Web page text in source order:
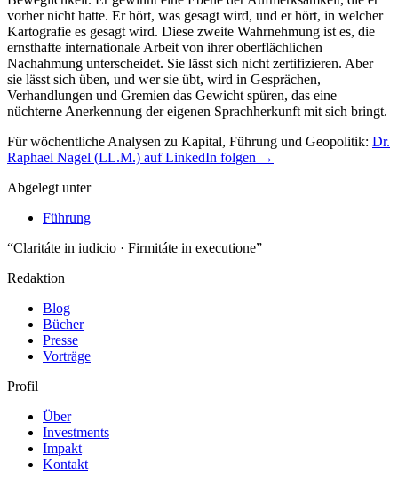
Für wöchentliche Analysen zu Kapital, Führung und Geopolitik: Dr.
Raphael Nagel (LL.M.) auf LinkedIn folgen →
Abgelegt unter
Führung
“Claritáte in iudicio · Firmitáte in executione”
Redaktion
Blog
Bücher
Presse
Vorträge
Profil
Über
Investments
Impakt
Kontakt